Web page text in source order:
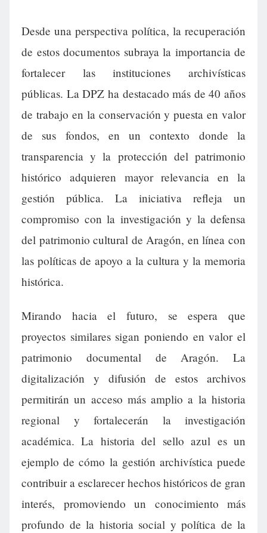
Desde una perspectiva política, la recuperación
de estos documentos subraya la importancia de
fortalecer las instituciones archivísticas
públicas. La DPZ ha destacado más de 40 años
de trabajo en la conservación y puesta en valor
de sus fondos, en un contexto donde la
transparencia y la protección del patrimonio
histórico adquieren mayor relevancia en la
gestión pública. La iniciativa refleja un
compromiso con la investigación y la defensa
del patrimonio cultural de Aragón, en línea con
las políticas de apoyo a la cultura y la memoria
histórica.
Mirando hacia el futuro, se espera que
proyectos similares sigan poniendo en valor el
patrimonio documental de Aragón. La
digitalización y difusión de estos archivos
permitirán un acceso más amplio a la historia
regional y fortalecerán la investigación
académica. La historia del sello azul es un
ejemplo de cómo la gestión archivística puede
contribuir a esclarecer hechos históricos de gran
interés, promoviendo un conocimiento más
profundo de la historia social y política de la